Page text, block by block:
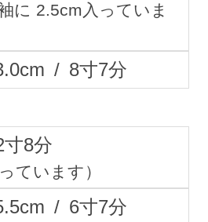
に 2.5cm入っていま
cm / 8寸7分
寸8分
ています）
cm / 6寸7分